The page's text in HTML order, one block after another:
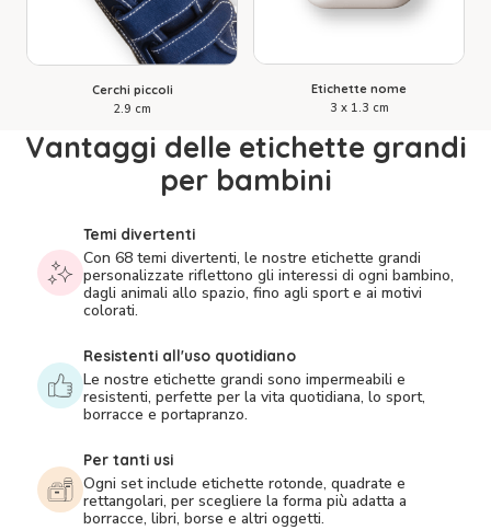
Cerchi piccoli
2.9 cm
Etichette nome
3 x 1.3 cm
Vantaggi delle etichette grandi
per bambini
Temi divertenti
Con 68 temi divertenti, le nostre etichette grandi
personalizzate riflettono gli interessi di ogni bambino,
dagli animali allo spazio, fino agli sport e ai motivi
colorati.
Resistenti all'uso quotidiano
Le nostre etichette grandi sono impermeabili e
resistenti, perfette per la vita quotidiana, lo sport,
borracce e portapranzo.
Per tanti usi
Ogni set include etichette rotonde, quadrate e
rettangolari, per scegliere la forma più adatta a
borracce, libri, borse e altri oggetti.